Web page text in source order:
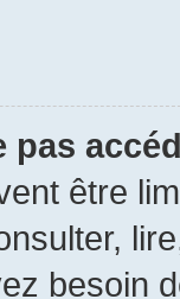
pas
être
besoin